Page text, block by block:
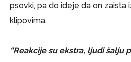
psovki, pa do ideje da on zaista
klipovima.
“Reakcije su ekstra, ljudi šalju